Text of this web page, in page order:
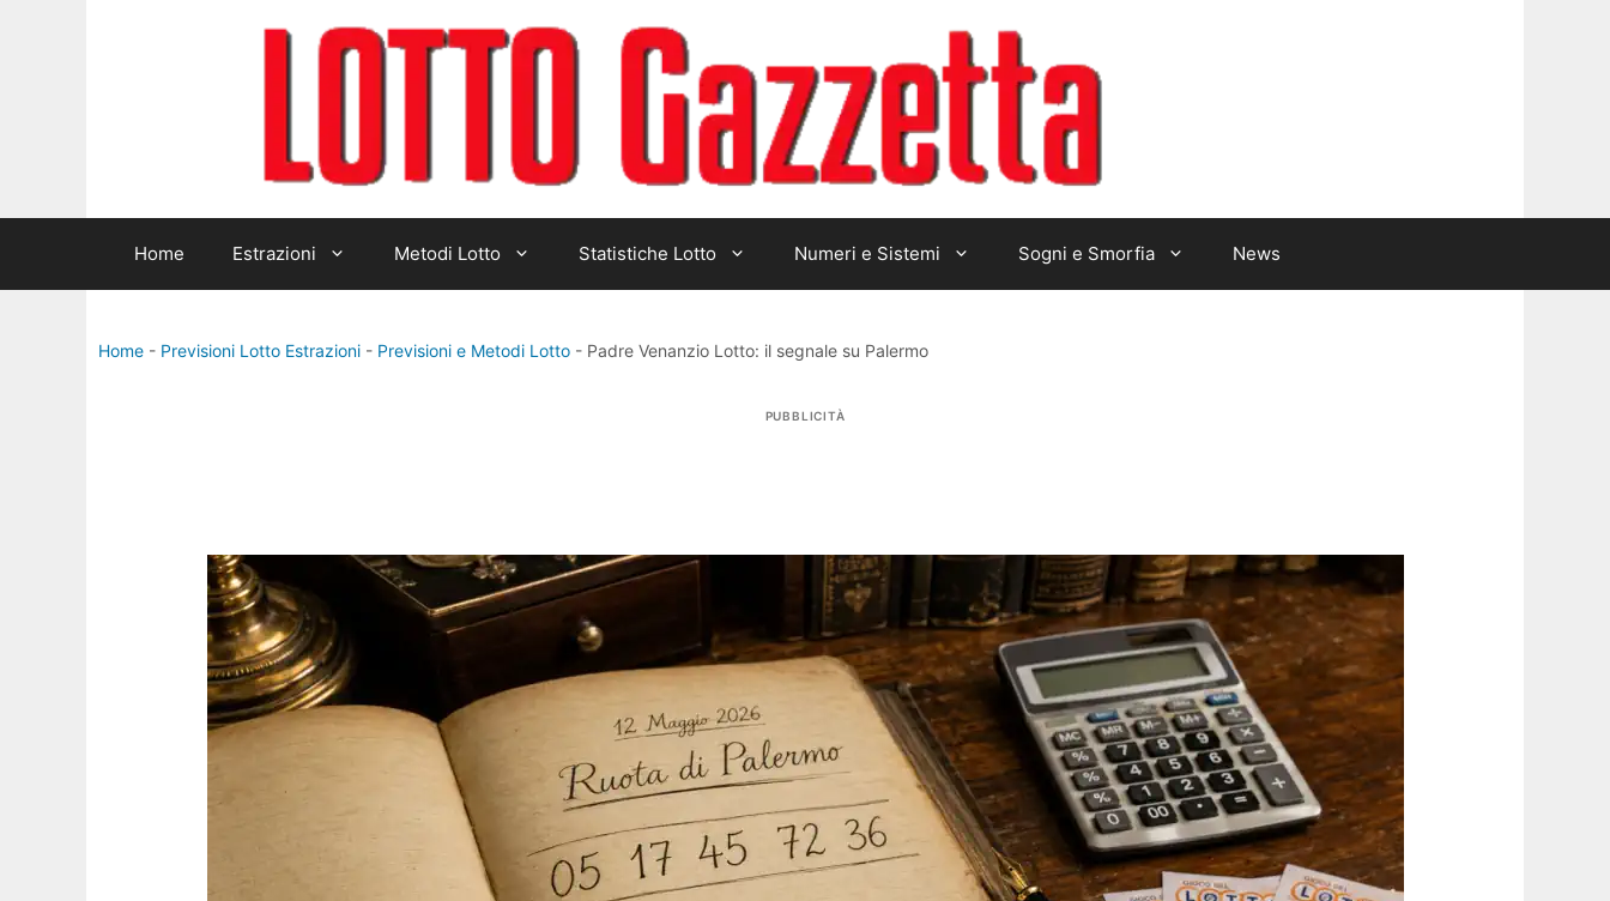
Home Estrazioni Metodi Lotto Statistiche Lotto Numeri e Sistemi Sogni e Smorfia News
Home - Previsioni Lotto Estrazioni - Previsioni e Metodi Lotto - Padre Venanzio Lotto: il segnale su Palermo
PUBBLICITÀ